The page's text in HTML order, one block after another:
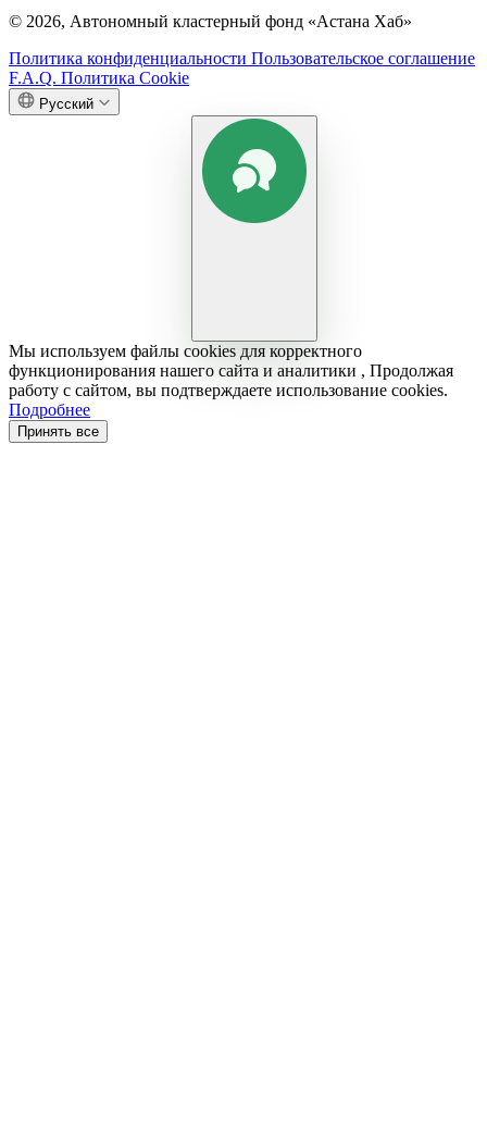
© 2026, Автономный кластерный фонд «Астана Хаб»
Политика конфиденциальности Пользовательское соглашение
F.A.Q. Политика Cookie
Русский
Мы используем файлы cookies для корректного
функционирования нашего сайта и аналитики , Продолжая
работу с сайтом, вы подтверждаете использование cookies.
Подробнее
Принять все